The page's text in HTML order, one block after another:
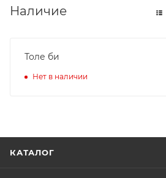
Наличие
Толе би
Нет в наличии
КАТАЛОГ